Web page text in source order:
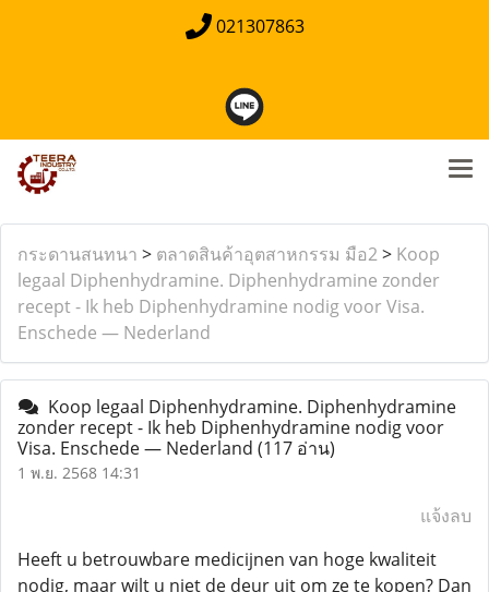
021307863
กระดานสนทนา > ตลาดสินค้าอุตสาหกรรม มือ2> Koop
legaal Diphenhydramine. Diphenhydramine zonder
recept - Ik heb Diphenhydramine nodig voor Visa.
Enschede — Nederland
Koop legaal Diphenhydramine. Diphenhydramine
zonder recept - Ik heb Diphenhydramine nodig voor
Visa. Enschede — Nederland (117 อ่าน)
1 พ.ย. 2568 14:31
แจ้งลบ
Heeft u betrouwbare medicijnen van hoge kwaliteit
nodig, maar wilt u niet de deur uit om ze te kopen? Dan